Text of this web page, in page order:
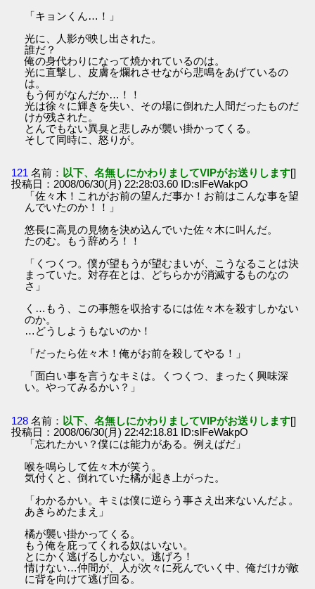
「キョンくん…！」
光に、人影が映し出された。
誰だ？
俺の身代わりになって焼かれているのは。
光に直撃し、皮膚を爛れさせながら悲鳴をあげているの
は。
もう何がなんだか…！！
光は徐々に輝きを失い、その場に倒れた人間だったものだ
けが残された。
とんでもない異臭と悲しみが襲い掛かってくる。
そして同時に、怒りが。
121 名前： 以下、名無しにかわりましてVIPがお送りします[]
投稿日：2008/06/30(月) 22:28:03.60 ID:slFeWakpO
「佐々木！これがお前の望んだ事か！お前はこんな事を望
んでいたのか！！」
悠長に高見の見物を決め込んでいた佐々木に叫んだ。
たのむ。もう辞めろ！！
「くつくつ。僕が望もうが望むまいが、こうなることは決
まっていた。対存在とは、どちらかが消滅するものなの
さ」
く…もう、この事態を収拾するには佐々木を殺すしかない
のか。
…どうしようもないのか！
「だったら佐々木！俺がお前を殺してやる！」
「面白い事を言うなキミは。くつくつ、まったく興味深
い。やってみるかい？」
128 名前： 以下、名無しにかわりましてVIPがお送りします[]
投稿日：2008/06/30(月) 22:42:18.81 ID:slFeWakpO
「忘れたかい？僕には能力がある。例えばだ」
喉を鳴らして佐々木が笑う。
気付くと、倒れていた橘が起き上がった。
「わかるかい。キミは僕に逆らう事さえ出来ないんだよ。
あきらめたまえ」
橘が襲い掛かってくる。
もう俺を庇ってくれる奴はいない。
とにかく逃げるしかない。逃げろ！
情けない…仲間が、人が次々に死んでいく中、俺だけが敵
に背を向けて逃げ回る。